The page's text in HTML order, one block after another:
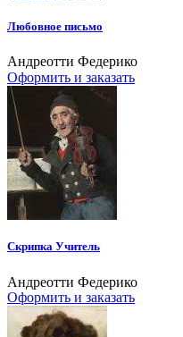
Любовное письмо
Андреотти Федерико
Оформить и заказать
Скрипка Учитель
Андреотти Федерико
Оформить и заказать